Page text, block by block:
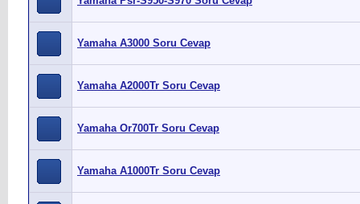
Yamaha A3000 Soru Cevap
Yamaha A2000Tr Soru Cevap
Yamaha Or700Tr Soru Cevap
Yamaha A1000Tr Soru Cevap